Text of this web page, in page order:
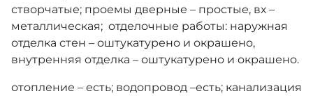
створчатые; проемы дверные – простые, вх –
металлическая; отделочные работы: наружная
отделка стен – оштукатурено и окрашено,
внутренняя отделка – оштукатурено и окрашено.
отопление – есть; водопровод –есть; канализация